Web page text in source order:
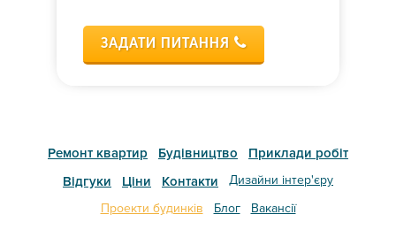
ЗАДАТИ ПИТАННЯ
Ремонт квартир Будівництво
Приклади робіт
Відгуки
Ціни Контакти
Дизайни інтер'єру
Проекти будинків
Блог Вакансії